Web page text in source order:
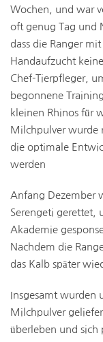
Wochen, und war
oft genug Tag und
dass die Ranger
Handaufzucht
Chef-Tierpfleger,
begonnene
kleinen Rhinos für
Milchpulver wurde
die optimale
werden
Anfang Dezember
Serengeti gerettet,
Akademie
Nachdem die
das Kalb später
Insgesamt wurden
Milchpulver
überleben und sich